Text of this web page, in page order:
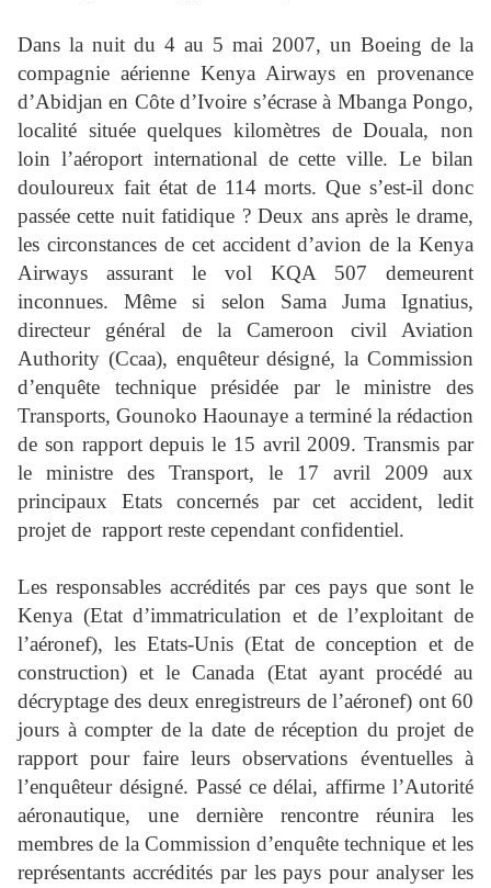
Dans la nuit du 4 au 5 mai 2007, un Boeing de la
compagnie aérienne Kenya Airways en provenance
d’Abidjan en Côte d’Ivoire s’écrase à Mbanga Pongo,
localité située quelques kilomètres de Douala, non
loin l’aéroport international de cette ville. Le bilan
douloureux fait état de 114 morts. Que s’est-il donc
passée cette nuit fatidique ? Deux ans après le drame,
les circonstances de cet accident d’avion de la Kenya
Airways assurant le vol KQA 507 demeurent
inconnues. Même si selon Sama Juma Ignatius,
directeur général de la Cameroon civil Aviation
Authority (Ccaa), enquêteur désigné, la Commission
d’enquête technique présidée par le ministre des
Transports, Gounoko Haounaye a terminé la rédaction
de son rapport depuis le 15 avril 2009. Transmis par
le ministre des Transport, le 17 avril 2009 aux
principaux Etats concernés par cet accident, ledit
projet de rapport reste cependant confidentiel.
Les responsables accrédités par ces pays que sont le
Kenya (Etat d’immatriculation et de l’exploitant de
l’aéronef), les Etats-Unis (Etat de conception et de
construction) et le Canada (Etat ayant procédé au
décryptage des deux enregistreurs de l’aéronef) ont 60
jours à compter de la date de réception du projet de
rapport pour faire leurs observations éventuelles à
l’enquêteur désigné. Passé ce délai, affirme l’Autorité
aéronautique, une dernière rencontre réunira les
membres de la Commission d’enquête technique et les
représentants accrédités par les pays pour analyser les